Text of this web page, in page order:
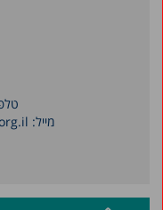
מייל: